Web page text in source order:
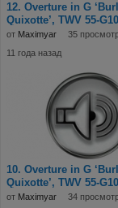
12. Overture in G
Quixotte’, TWV 55-
Sanche Pans
от Maximyar
35
11 года назад
10. Overture in G
Quixotte’, TWV 55-
Attaq
от Maximyar
34